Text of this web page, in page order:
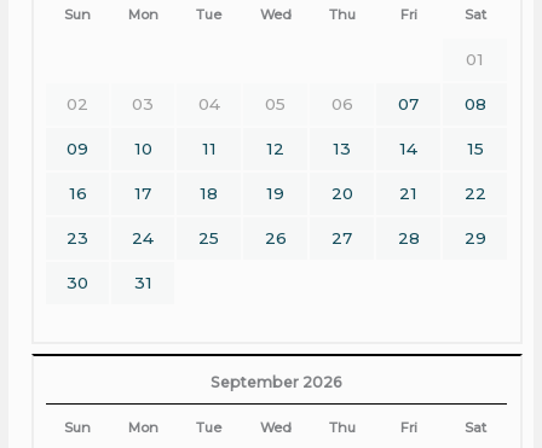
Sun Mon Tue Wed Thu Fri Sat
01
02 03 04 05 06 07 08
09 10 11 12 13 14 15
16 17 18 19 20 21 22
23 24 25 26 27 28 29
30 31
September 2026
Sun Mon Tue Wed Thu Fri Sat